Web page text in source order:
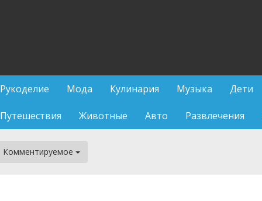
Рукоделие Мода Кулинария Музыка Дети
Путешествия Животные Авто Развлечения
Комментируемое